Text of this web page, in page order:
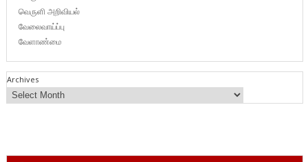
வெருளி அறிவியல்
வேலைவாய்ப்பு
வேளாண்மை
Archives